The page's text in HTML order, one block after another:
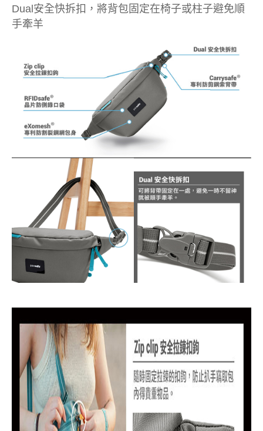
Dual安全快拆扣，將背包固定在椅子或柱子避免順
手牽羊